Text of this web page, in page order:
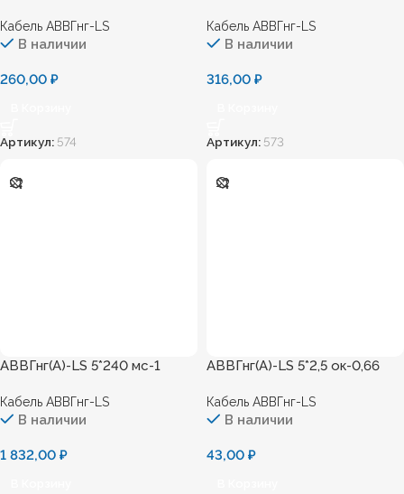
Кабель АВВГнг-LS
В наличии
260,00 ₽
Артикул: 574
Кабель АВВГнг-LS
В наличии
316,00 ₽
Артикул: 573
АВВГнг(А)-LS 5*240 мс-1
Кабель АВВГнг-LS
В наличии
1 832,00 ₽
АВВГнг(А)-LS 5*2,5 ок-0,66
Кабель АВВГнг-LS
В наличии
43,00 ₽